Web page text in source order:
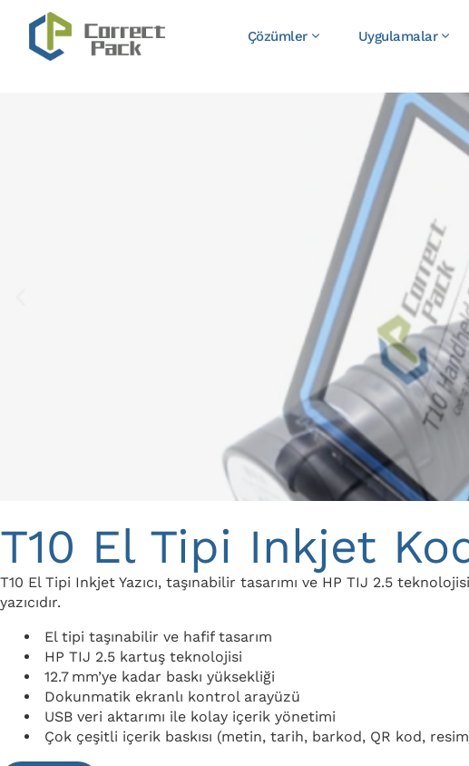
Çözümler Uygulamalar
T10 El Tipi Inkjet
T10 El Tipi Inkjet Yazıcı, taşınabilir tasarımı ve HP TIJ 2.5
yazıcıdır.
El tipi taşınabilir ve hafif tasarım
HP TIJ 2.5 kartuş teknolojisi
12.7 mm’ye kadar baskı yüksekliği
Dokunmatik ekranlı kontrol arayüzü
USB veri aktarımı ile kolay içerik yönetimi
Çok çeşitli içerik baskısı (metin, tarih, barkod, QR kod,